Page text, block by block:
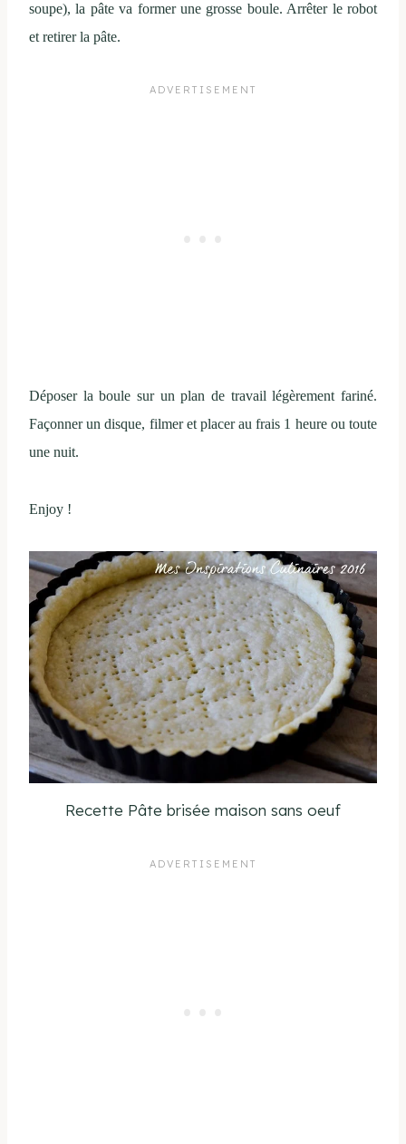
soupe), la pâte va former une grosse boule. Arrêter le robot
et retirer la pâte.
Déposer la boule sur un plan de travail légèrement fariné.
Façonner un disque, filmer et placer au frais 1 heure ou toute
une nuit.
Enjoy !
Recette Pâte brisée maison sans oeuf